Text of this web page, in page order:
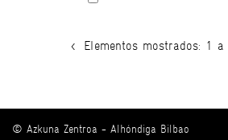
< Elementos mostrados: 1
© Azkuna Zentroa - Alhóndiga Bilbao